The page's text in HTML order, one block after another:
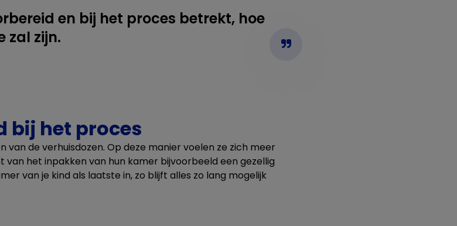
en bij het proces betrekt, hoe
zal zijn.
bij het proces
de verhuisdozen. Op deze manier voelen ze zich meer
het inpakken van hun kamer bijvoorbeeld een gezellig
van je kind als laatste in, zo blijft alles zo lang mogelijk